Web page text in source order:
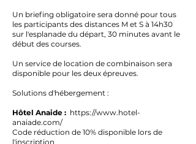
Un briefing obligatoire sera donné pour tous
les participants des distances M et S à 14h30
sur l'esplanade du départ, 30 minutes avant le
début des courses.
Un service de location de combinaison sera
disponible pour les deux épreuves.
Solutions d'hébergement :
Hôtel Anaide : https://www.hotel-
anaiade.com/
Code réduction de 10% disponible lors de
l'inscription